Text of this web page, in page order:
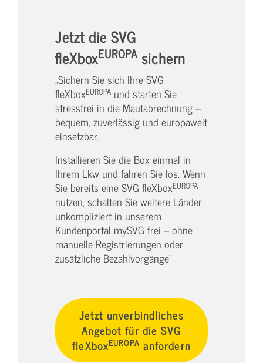
Jetzt die SVG
fleXboxEUROPA sichern
„Sichern Sie sich Ihre SVG
fleXboxEUROPA und starten Sie
stressfrei in die Mautabrechnung –
bequem, zuverlässig und europaweit
einsetzbar.
Installieren Sie die Box einmal in
Ihrem Lkw und fahren Sie los. Wenn
Sie bereits eine SVG fleXboxEUROPA
nutzen, schalten Sie weitere Länder
unkompliziert in unserem
Kundenportal mySVG frei – ohne
manuelle Registrierungen oder
zusätzliche Bezahlvorgänge“
Jetzt unverbindliches
Angebot für die SVG
fleXboxEUROPA anfordern